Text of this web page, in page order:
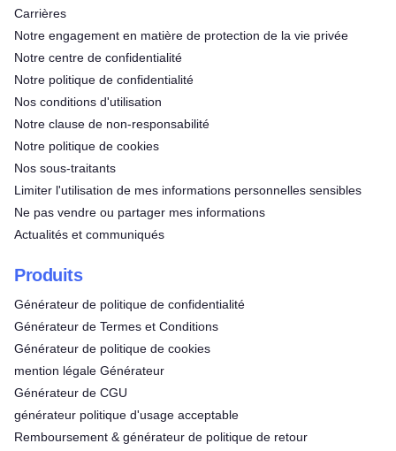
Carrières
Notre engagement en matière de protection de la vie privée
Notre centre de confidentialité
Notre politique de confidentialité
Nos conditions d'utilisation
Notre clause de non-responsabilité
Notre politique de cookies
Nos sous-traitants
Limiter l'utilisation de mes informations personnelles sensibles
Ne pas vendre ou partager mes informations
Actualités et communiqués
Produits
Générateur de politique de confidentialité
Générateur de Termes et Conditions
Générateur de politique de cookies
mention légale Générateur
Générateur de CGU
générateur politique d'usage acceptable
Remboursement & générateur de politique de retour